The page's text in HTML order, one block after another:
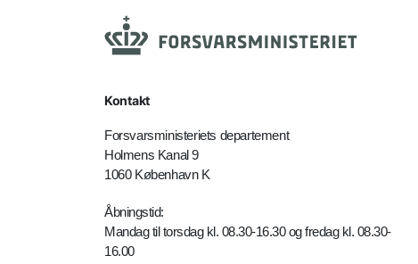
Kontakt
Forsvarsministeriets departement
Holmens Kanal 9
1060 København K
Åbningstid:
Mandag til torsdag kl. 08.30-16.30 og fredag kl. 08.30-
16.00